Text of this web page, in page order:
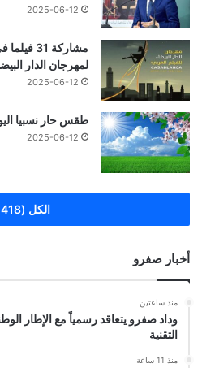
2025-06-12
مشاركة
لمهرجان الدار
2025-06-12
طقس حار نسبيا
2025-06-12
الكل (1418)
أخبار صفرو
منذ ساعتين
وداد صفرو يتعاقد رسمياً مع الإطار
التقنية
منذ 11 ساعة